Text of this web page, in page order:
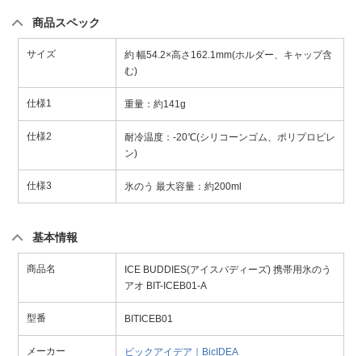
商品スペック
サイズ
約 幅54.2×高さ162.1mm(ホルダー、キャップ含
む)
仕様1 重量：約141g
仕様2
耐冷温度：-20℃(シリコーンゴム、ポリプロピレ
ン)
仕様3 氷のう 最大容量：約200ml
基本情報
商品名
ICE BUDDIES(アイスバディーズ) 携帯用氷のう
アオ BIT-ICEB01-A
型番 BITICEB01
メーカー ビックアイデア｜BicIDEA